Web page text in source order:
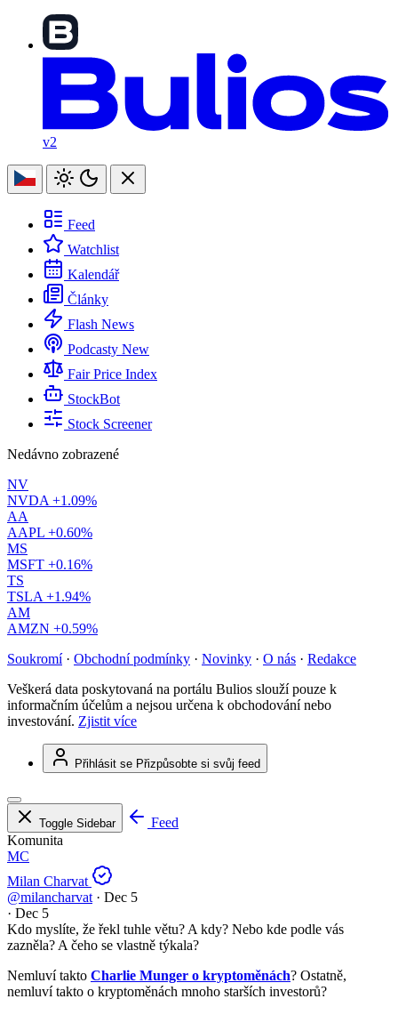
v2
Feed
Watchlist
Kalendář
Články
Flash News
Podcasty New
Fair Price Index
StockBot
Stock Screener
Nedávno zobrazené
NV
NVDA +1.09%
AA
AAPL +0.60%
MS
MSFT +0.16%
TS
TSLA +1.94%
AM
AMZN +0.59%
Soukromí · Obchodní podmínky · Novinky · O nás · Redakce
Veškerá data poskytovaná na portálu Bulios slouží pouze k
informačním účelům a nejsou určena k obchodování nebo
investování. Zjistit více
Přihlásit se Přizpůsobte si svůj feed
Toggle Sidebar
Feed
Komunita
MC
Milan Charvat
@milancharvat · Dec 5
· Dec 5
Kdo myslíte, že řekl tuhle větu? A kdy? Nebo kde podle vás
zazněla? A čeho se vlastně týkala?
Nemluví takto Charlie Munger o kryptoměnách? Ostatně,
nemluví takto o kryptoměnách mnoho starších investorů?